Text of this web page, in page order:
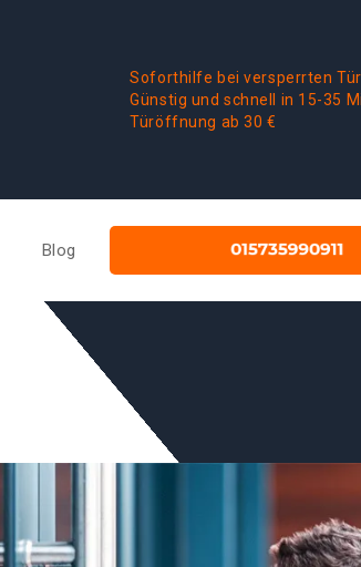
Soforthilfe bei versperrten
Günstig und schnell in 15-35
Türöffnung ab 30 €
Blog